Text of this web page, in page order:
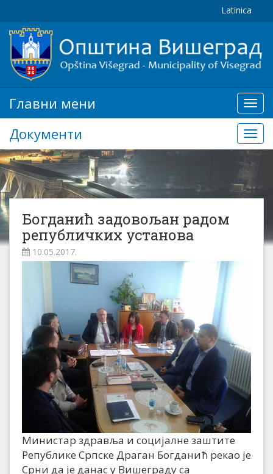
Latinica
мени
Главни мени
Документи
Богданић задовољан радом
републичких установа
10.05.2017.
Министар здравља и социјалне заштите
Републике Српске Драган Богданић рекао је
Срни да је данас у Вишеграду са